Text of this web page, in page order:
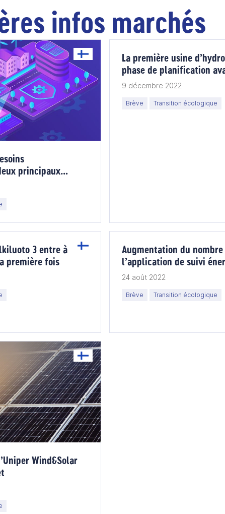
infos marchés
principaux
d'électricité
La première usine
phase de planification
9 décembre 2022
Brève Transition écologique
3 entre à
première fois
Augmentation du
l’application de suivi
en Finlande
24 août 2022
Brève Transition écologique
Wind&Solar